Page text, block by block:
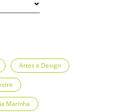
Artes e Design
Marinha